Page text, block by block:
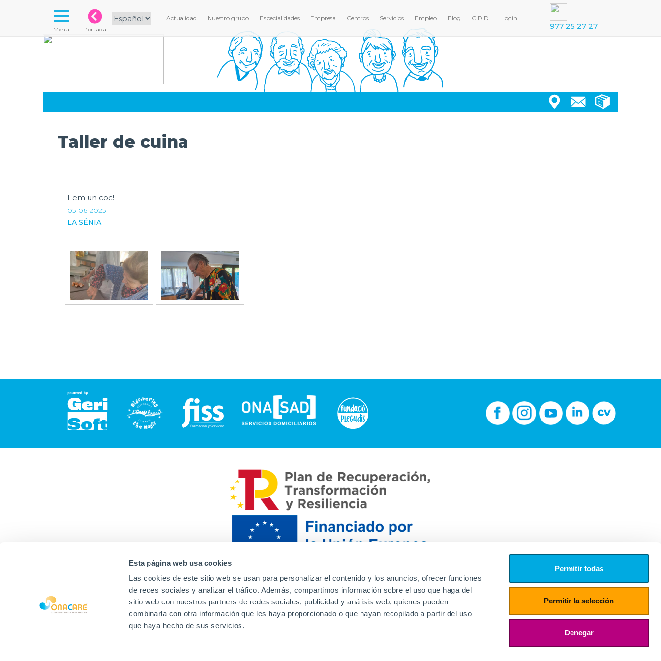
Esta página web usa cookies
Las cookies de este sitio web se usan para personalizar el contenido y los anuncios, ofrecer funciones
de redes sociales y analizar el tráfico. Además, compartimos información sobre el uso que haga del
sitio web con nuestros partners de redes sociales, publicidad y análisis web, quienes pueden
combinarla con otra información que les haya proporcionado o que hayan recopilado a partir del uso
que haya hecho de sus servicios.
Permitir todas
Permitir la selección
Denegar
Actualidad Nuestro grupo Especialidades Empresa Centros Servicios Empleo Blog C.D.D. Login
977 25 27 27
Menu Portada
Taller de cuina
Fem un coc!
05-06-2025
LA SÉNIA
Contacto Canal de denuncias Envia tu CV
Proveedores
Aviso Legal